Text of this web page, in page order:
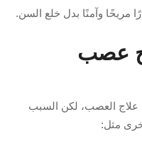
مريحًا وآمنًا بدل خلع السن.
عصب
علاج العصب، لكن السبب
مثل: